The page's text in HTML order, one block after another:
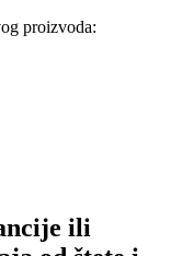
proizvoda:
ili